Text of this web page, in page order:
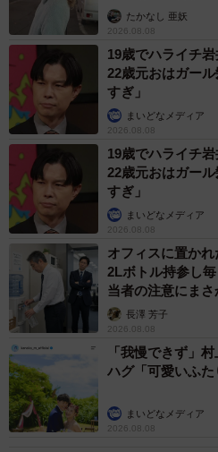
ストに取材】
たかなし 亜妖
2026.08.08
19歳でハライチ岩
22歳元おはガー
すぎ」
まいどなメディア
2026.08.08
19歳でハライチ岩
22歳元おはガー
すぎ」
まいどなメディア
2026.08.08
オフィスに置か
2Lボトル持参し
当者の注意にま
説】長澤 芳子
2026.08.08
「我慢できず」
ハグ「可愛いふた
まいどなメディア
2026.08.08